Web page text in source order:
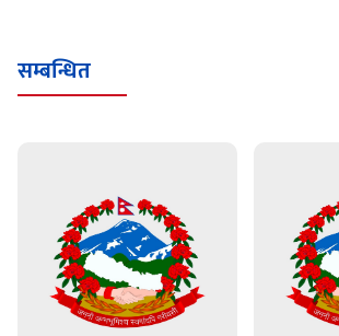
सम्बन्धित